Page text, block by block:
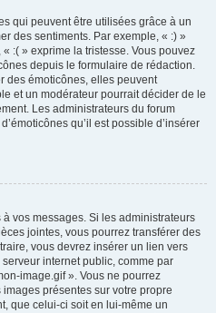
qui peuvent être utilisées grâce à un
des sentiments. Par exemple, « :) »
:( » exprime la tristesse. Vous pouvez
depuis le formulaire de rédaction.
des émoticônes, elles peuvent
et un modérateur pourrait décider de le
Les administrateurs du forum
qu’il est possible d’insérer
vos messages. Si les administrateurs
jointes, vous pourrez transférer des
vous devrez insérer un lien vers
internet public, comme par
image.gif ». Vous ne pourrez
présentes sur votre propre
que celui-ci soit en lui-même un